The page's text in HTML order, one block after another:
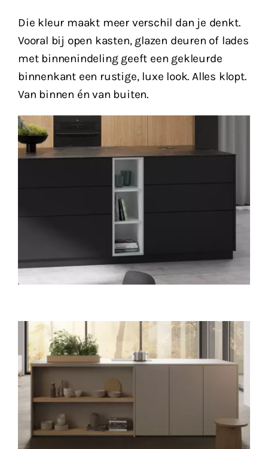
Die kleur maakt meer verschil dan je denkt.
Vooral bij open kasten, glazen deuren of lades
met binnenindeling geeft een gekleurde
binnenkant een rustige, luxe look. Alles klopt.
Van binnen én van buiten.